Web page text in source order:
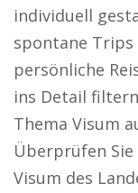
individuell
spontane Trips
persönliche
ins Detail
Thema Visum
Überprüfen
Visum des